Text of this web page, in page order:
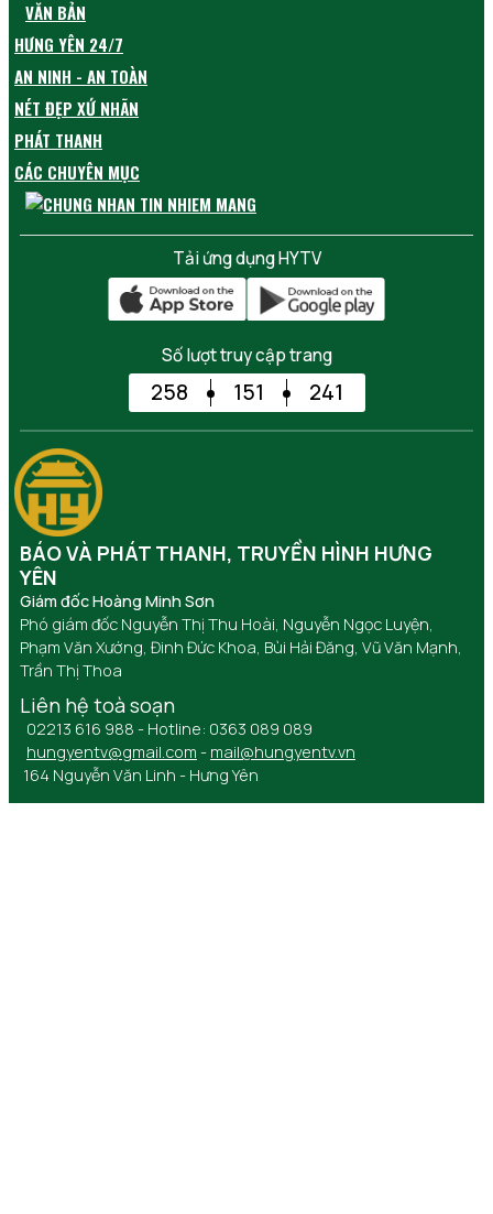
VĂN BẢN
HƯNG YÊN 24/7
AN NINH - AN TOÀN
NÉT ĐẸP XỨ NHÃN
PHÁT THANH
CÁC CHUYÊN MỤC
Tải ứng dụng HYTV
Số lượt truy cập trang
258 151 241
BÁO VÀ PHÁT THANH, TRUYỀN HÌNH HƯNG
YÊN
Giám đốc Hoàng Minh Sơn
Phó giám đốc Nguyễn Thị Thu Hoài, Nguyễn Ngọc Luyện,
Phạm Văn Xướng, Đinh Đức Khoa, Bùi Hải Đăng, Vũ Văn Mạnh,
Trần Thị Thoa
Liên hệ toà soạn
02213 616 988 - Hotline: 0363 089 089
hungyentv@gmail.com - mail@hungyentv.vn
164 Nguyễn Văn Linh - Hưng Yên